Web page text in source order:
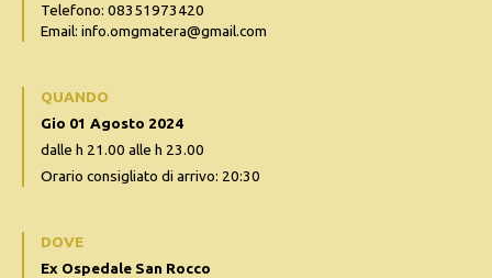
Telefono: 08351973420
Email: info.omgmatera@gmail.com
QUANDO
Gio 01 Agosto 2024
dalle h 21.00 alle h 23.00
Orario consigliato di arrivo: 20:30
DOVE
Ex Ospedale San Rocco